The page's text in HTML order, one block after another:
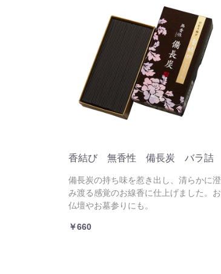
香結び 無香性 備長炭 バラ詰
備長炭の持ち味を惹き出し、清らかに澄
み渡る感覚のお線香に仕上げました。お
仏壇やお墓参りにも。
￥660